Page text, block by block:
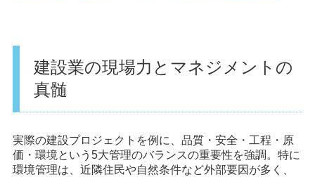
建設業の現場力とマネジメントの
真髄
実際の建設プロジェクトを例に、品質・安全・工程・原
価・環境という5大管理のバランスの重要性を強調。特に
環境管理は、近隣住民や自然条件など外部要因が多く、